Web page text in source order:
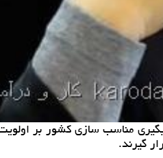
مناسب سازی کشور بر
گیرند.